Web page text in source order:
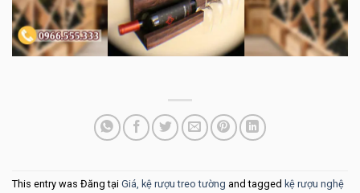
This entry was Đăng tại Giá, kệ rượu treo tường and tagged kệ rượu nghệ